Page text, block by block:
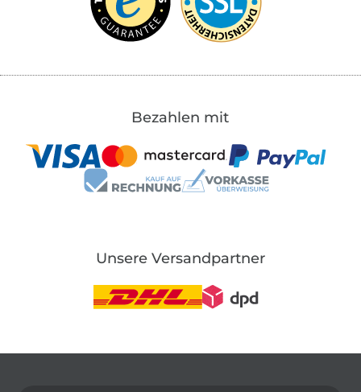
Bezahlen mit
Unsere Versandpartner